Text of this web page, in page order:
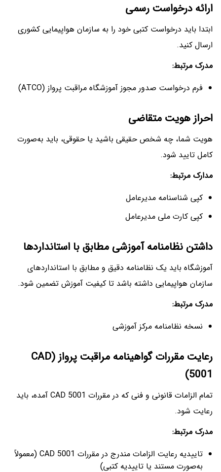
ارائه درخواست رسمی
ابتدا باید درخواست کتبی خود را به سازمان هواپیمایی کشوری
ارسال کنید.
مدرک مرتبط:
فرم درخواست صدور مجوز آموزشگاه مراقبت پرواز (ATCO)
احراز هویت متقاضی
هویت شما، چه شخص حقیقی باشید یا حقوقی، باید به‌صورت
کامل تایید شود.
مدارک مرتبط:
کپی شناسنامه مدیرعامل
کپی کارت ملی مدیرعامل
داشتن نظامنامه آموزشی مطابق با استانداردها
آموزشگاه باید یک نظامنامه دقیق و مطابق با استانداردهای
سازمان هواپیمایی داشته باشد تا کیفیت آموزش تضمین شود.
مدرک مرتبط:
نسخه نظامنامه مرکز آموزشی
رعایت مقررات گواهینامه مراقبت پرواز (CAD
5001)
تمام الزامات قانونی و فنی که در مقررات CAD 5001 آمده، باید
رعایت شود.
مدرک مرتبط:
تاییدیه رعایت الزامات مندرج در مقررات CAD 5001 (معمولاً
به‌صورت مستند یا تاییدیه کتبی)